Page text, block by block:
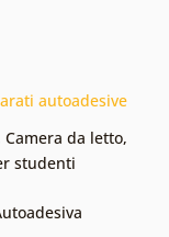
autoadesive
Camera da letto,
studenti